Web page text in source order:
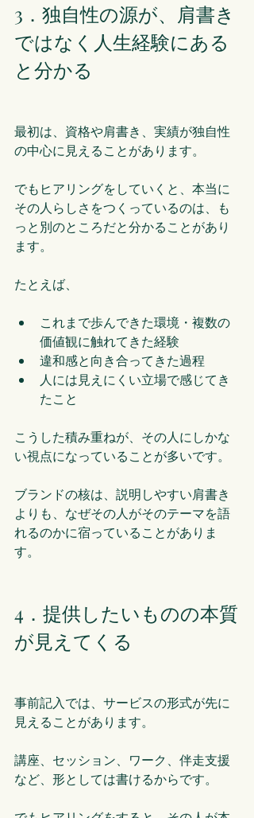
3．独自性の源が、肩書き
ではなく人生経験にある
と分かる
最初は、資格や肩書き、実績が独自性
の中心に見えることがあります。
でもヒアリングをしていくと、本当に
その人らしさをつくっているのは、も
っと別のところだと分かることがあり
ます。
たとえば、
これまで歩んできた環境・複数の
価値観に触れてきた経験
違和感と向き合ってきた過程
人には見えにくい立場で感じてき
たこと
こうした積み重ねが、その人にしかな
い視点になっていることが多いです。
ブランドの核は、説明しやすい肩書き
よりも、なぜその人がそのテーマを語
れるのかに宿っていることがありま
す。
4．提供したいものの本質
が見えてくる
事前記入では、サービスの形式が先に
見えることがあります。
講座、セッション、ワーク、伴走支援
など、形としては書けるからです。